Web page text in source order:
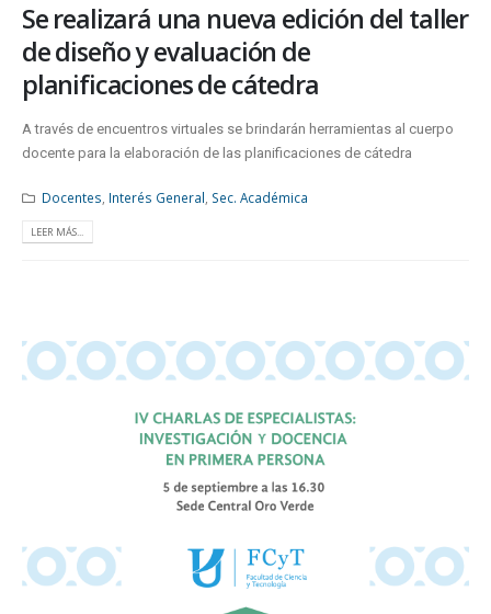
Se realizará una nueva edición del taller
de diseño y evaluación de
planificaciones de cátedra
A través de encuentros virtuales se brindarán herramientas al cuerpo
docente para la elaboración de las planificaciones de cátedra
Docentes, Interés General, Sec. Académica
LEER MÁS...